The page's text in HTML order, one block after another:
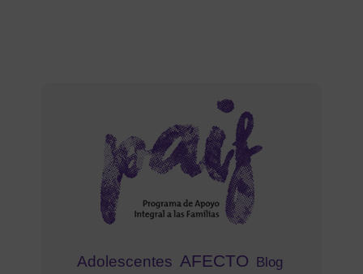
Adolescentes AFECTO Blog